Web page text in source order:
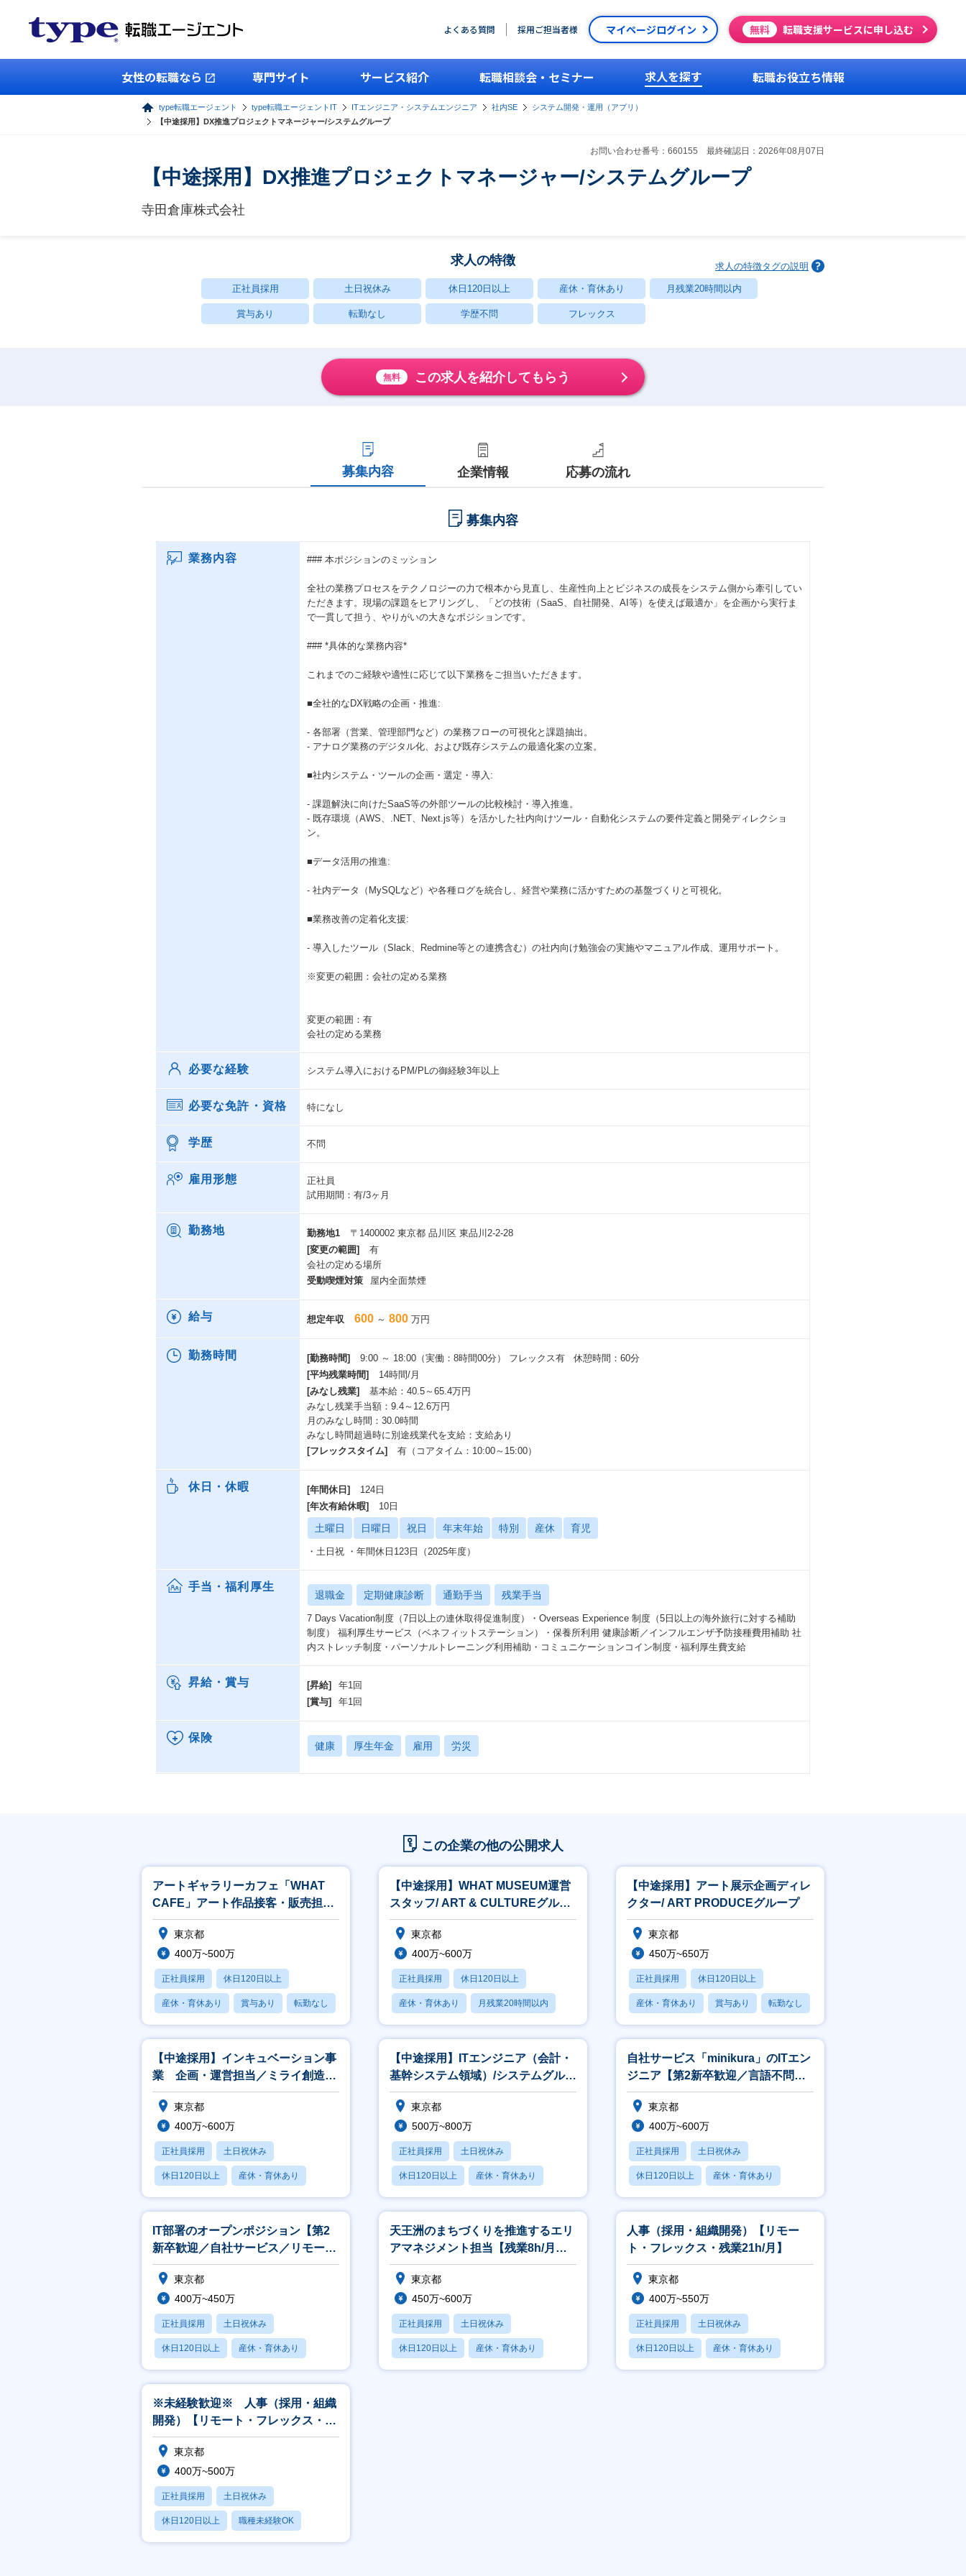
よくある質問 採用ご担当者様 マイページログイン 無料 転職支援サービスに申し込む
女性の転職なら 専門サイト サービス紹介 転職相談会・セミナー 求人を探す 転職お役立ち情報
type転職エージェント type転職エージェントIT ITエンジニア・システムエンジニア 社内SE
システム開発・運用（アプリ）
【中途採用】DX推進プロジェクトマネージャー/システムグループ
お問い合わせ番号：660155 最終確認日：2026年08月07日
【中途採用】DX推進プロジェクトマネージャー/システムグループ
寺田倉庫株式会社
求人の特徴 求人の特徴タグの説明
正社員採用 土日祝休み 休日120日以上 産休・育休あり 月残業20時間以内
賞与あり 転勤なし 学歴不問 フレックス
無料 この求人を紹介してもらう
募集内容 企業情報 応募の流れ
募集内容
業務内容 ### 本ポジションのミッション
全社の業務プロセスをテクノロジーの力で根本から見直し、生産性向上とビジネスの成長をシステム側から牽引してい
ただきます。現場の課題をヒアリングし、「どの技術（SaaS、自社開発、AI等）を使えば最適か」を企画から実行ま
で一貫して担う、やりがいの大きなポジションです。
### *具体的な業務内容*
これまでのご経験や適性に応じて以下業務をご担当いただきます。
■全社的なDX戦略の企画・推進:
- 各部署（営業、管理部門など）の業務フローの可視化と課題抽出。
- アナログ業務のデジタル化、および既存システムの最適化案の立案。
■社内システム・ツールの企画・選定・導入:
- 課題解決に向けたSaaS等の外部ツールの比較検討・導入推進。
- 既存環境（AWS、.NET、Next.js等）を活かした社内向けツール・自動化システムの要件定義と開発ディレクショ
ン。
■データ活用の推進:
- 社内データ（MySQLなど）や各種ログを統合し、経営や業務に活かすための基盤づくりと可視化。
■業務改善の定着化支援:
- 導入したツール（Slack、Redmine等との連携含む）の社内向け勉強会の実施やマニュアル作成、運用サポート。
※変更の範囲：会社の定める業務
変更の範囲：有
会社の定める業務
必要な経験 システム導入におけるPM/PLの御経験3年以上
必要な免許・資格 特になし
学歴 不問
雇用形態
正社員
試用期間：有/3ヶ月
勤務地 勤務地1
〒1400002 東京都 品川区 東品川2-2-28
[変更の範囲]
有
会社の定める場所
受動喫煙対策
屋内全面禁煙
給与 想定年収 600 ～ 800 万円
勤務時間 [勤務時間]
9:00 ～ 18:00（実働：8時間00分） フレックス有 休憩時間：60分
[平均残業時間]
14時間/月
[みなし残業]
基本給：40.5～65.4万円
みなし残業手当額：9.4～12.6万円
月のみなし時間：30.0時間
みなし時間超過時に別途残業代を支給：支給あり
[フレックスタイム]
有（コアタイム：10:00～15:00）
休日・休暇 [年間休日]
124日
[年次有給休暇]
10日
土曜日 日曜日 祝日 年末年始 特別 産休 育児
・土日祝 ・年間休日123日（2025年度）
手当・福利厚生
退職金 定期健康診断 通勤手当 残業手当
7 Days Vacation制度（7日以上の連休取得促進制度）・Overseas Experience 制度（5日以上の海外旅行に対する補助
制度） 福利厚生サービス（ベネフィットステーション）・保養所利用 健康診断／インフルエンザ予防接種費用補助 社
内ストレッチ制度・パーソナルトレーニング利用補助・コミュニケーションコイン制度・福利厚生費支給
昇給・賞与 [昇給]
年1回
[賞与]
年1回
保険
健康 厚生年金 雇用 労災
この企業の他の公開求人
アートギャラリーカフェ「WHAT
CAFE」アート作品接客・販売担当
※アート領域未経験可
東京都
400万~500万
正社員採用 休日120日以上
産休・育休あり 賞与あり 転勤なし
【中途採用】WHAT MUSEUM運営
スタッフ/ ART & CULTUREグルー
プ
東京都
400万~600万
正社員採用 休日120日以上
産休・育休あり 月残業20時間以内
賞与あり
【中途採用】アート展示企画ディレ
クター/ ART PRODUCEグループ
東京都
450万~650万
正社員採用 休日120日以上
産休・育休あり 賞与あり 転勤なし
【中途採用】インキュベーション事
業 企画・運営担当／ミライ創造室
（新規事業開発室）
東京都
400万~600万
正社員採用 土日祝休み
休日120日以上 産休・育休あり
月残業20時間以内
【中途採用】ITエンジニア（会計・
基幹システム領域）/システムグルー
プ
東京都
500万~800万
正社員採用 土日祝休み
休日120日以上 産休・育休あり
月残業20時間以内
自社サービス「minikura」のITエン
ジニア【第2新卒歓迎／言語不問／
ほぼリモート／フレックス】
東京都
400万~600万
正社員採用 土日祝休み
休日120日以上 産休・育休あり
月残業20時間以内
IT部署のオープンポジション【第2
新卒歓迎／自社サービス／リモート
／フレックス】
東京都
400万~450万
正社員採用 土日祝休み
休日120日以上 産休・育休あり
月残業20時間以内
天王洲のまちづくりを推進するエリ
アマネジメント担当【残業8h/月・
フレックス】
東京都
450万~600万
正社員採用 土日祝休み
休日120日以上 産休・育休あり
月残業20時間以内
人事（採用・組織開発）【リモー
ト・フレックス・残業21h/月】
東京都
400万~550万
正社員採用 土日祝休み
休日120日以上 産休・育休あり
賞与あり
※未経験歓迎※ 人事（採用・組織
開発）【リモート・フレックス・残
業21h/月】
東京都
400万~500万
正社員採用 土日祝休み
休日120日以上 職種未経験OK
産休・育休あり